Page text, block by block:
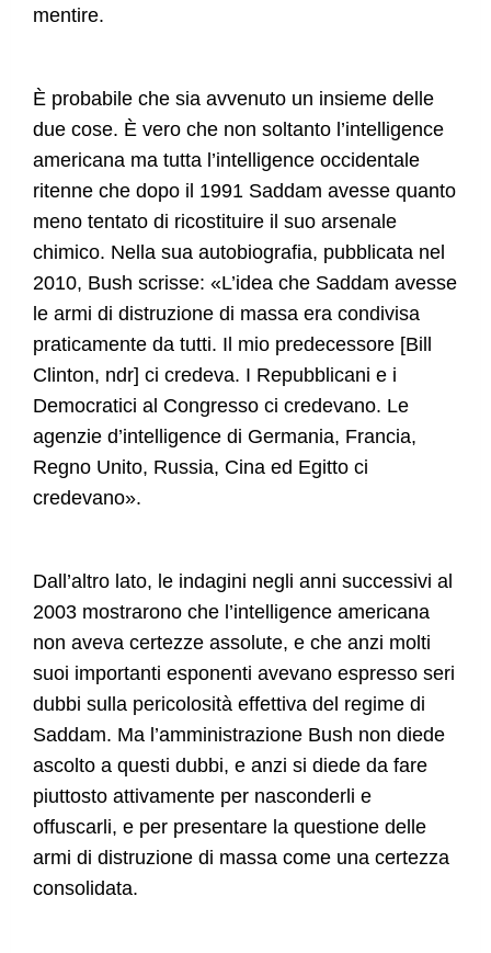
mentire.
È probabile che sia avvenuto un insieme delle
due cose. È vero che non soltanto l’intelligence
americana ma tutta l’intelligence occidentale
ritenne che dopo il 1991 Saddam avesse quanto
meno tentato di ricostituire il suo arsenale
chimico. Nella sua autobiografia, pubblicata nel
2010, Bush scrisse: «L’idea che Saddam avesse
le armi di distruzione di massa era condivisa
praticamente da tutti. Il mio predecessore [Bill
Clinton, ndr] ci credeva. I Repubblicani e i
Democratici al Congresso ci credevano. Le
agenzie d’intelligence di Germania, Francia,
Regno Unito, Russia, Cina ed Egitto ci
credevano».
Dall’altro lato, le indagini negli anni successivi al
2003 mostrarono che l’intelligence americana
non aveva certezze assolute, e che anzi molti
suoi importanti esponenti avevano espresso seri
dubbi sulla pericolosità effettiva del regime di
Saddam. Ma l’amministrazione Bush non diede
ascolto a questi dubbi, e anzi si diede da fare
piuttosto attivamente per nasconderli e
offuscarli, e per presentare la questione delle
armi di distruzione di massa come una certezza
consolidata.